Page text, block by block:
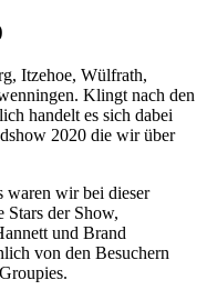
Itzehoe, Wülfrath,
Klingt nach den
handelt es sich dabei
2020 die wir über
waren wir bei dieser
Stars der Show,
und Brand
von den Besuchern